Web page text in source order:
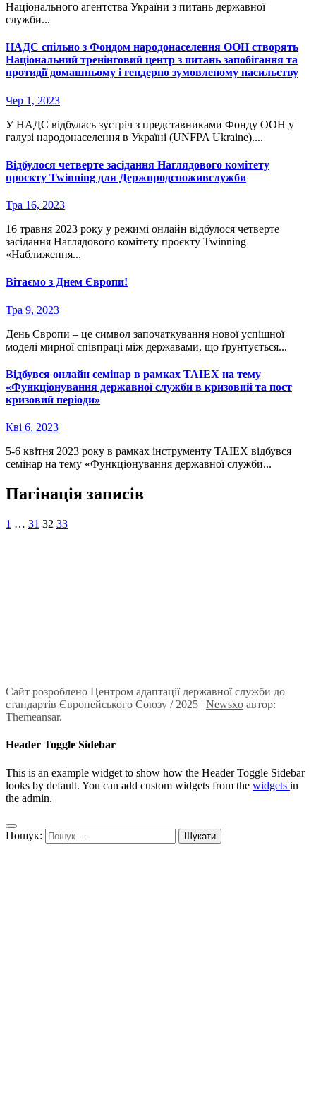
Національного агентства України з питань державної
служби...
НАДС спільно з Фондом народонаселення ООН створять
Національний тренінговий центр з питань запобігання та
протидії домашньому і гендерно зумовленому насильству
Чер 1, 2023
У НАДС відбулась зустріч з представниками Фонду ООН у
галузі народонаселення в Україні (UNFPA Ukraine)....
Відбулося четверте засідання Наглядового комітету
проєкту Twinning для Держпродспоживслужби
Тра 16, 2023
16 травня 2023 року у режимі онлайн відбулося четверте
засідання Наглядового комітету проєкту Twinning
«Наближення...
Вітаємо з Днем Європи!
Тра 9, 2023
День Європи – це символ започаткування нової успішної
моделі мирної співпраці між державами, що ґрунтується...
Відбувся онлайн семінар в рамках TAIEX на тему
«Функціонування державної служби в кризовий та пост
кризовий періоди»
Кві 6, 2023
5-6 квітня 2023 року в рамках інструменту TAIEX відбувся
семінар на тему «Функціонування державної служби...
Пагінація записів
1 … 31 32 33
Сайт розроблено Центром адаптації державної служби до
стандартів Європейського Союзу / 2025 | Newsxo автор:
Themeansar.
Header Toggle Sidebar
This is an example widget to show how the Header Toggle Sidebar
looks by default. You can add custom widgets from the widgets in
the admin.
Пошук: